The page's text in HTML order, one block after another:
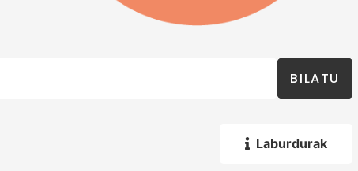
BILATU
Laburdurak